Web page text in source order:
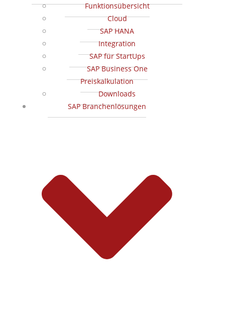
Funktionsübersicht
Cloud
SAP HANA
Integration
SAP für StartUps
SAP Business One
Preiskalkulation
Downloads
SAP Branchenlösungen